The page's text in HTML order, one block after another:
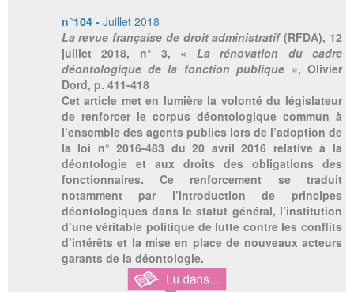
n°104 - Juillet 2018
La revue française de droit administratif(RFDA), 12
juillet 2018, n° 3, « La rénovation du cadre
déontologique de la fonction publique », Olivier
Dord, p. 411-418
Cet article met en lumière la volonté du législateur
de renforcer le corpus déontologique commun à
l’ensemble des agents publics lors de l’adoption de
la loi n° 2016-483 du 20 avril 2016 relative à la
déontologie et aux droits des obligations des
fonctionnaires. Ce renforcement se traduit
notamment par l’introduction de principes
déontologiques dans le statut général, l’institution
d’une véritable politique de lutte contre les conflits
d’intérêts et la mise en place de nouveaux acteurs
garants de la déontologie.